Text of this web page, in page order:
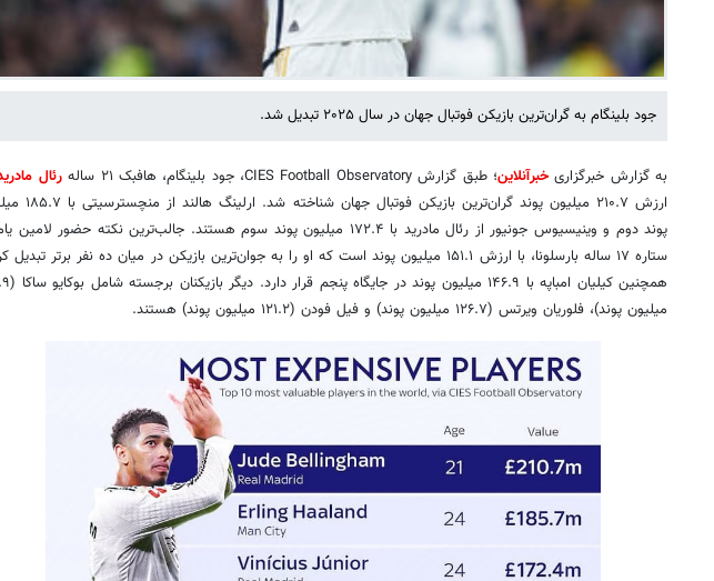
جود بلینگام به گران‌ترین بازیکن فوتبال جهان در سال ۲۰۲۵ تبدیل شد.
به گزارش خبرگزاریخبرآنلاین؛ طبق گزارش CIES Football Observatory، جود بلینگام، هافبک ۲۱ ساله رئال
ارزش ۲۱۰.۷ میلیون پوند گران‌ترین
پوند دوم و وینیسیوس جونیور از رئال مادرید با ۱۷۲.۴ میلیون پوند سوم هستند. جالب‌ترین نکته حضور لامین
ستاره ۱۷ ساله بارسلونا، با ارزش ۱۵۱.۱ میلیون پوند است که او را به جوان‌ترین بازیکن در میان ده نفر برتر
همچنین کیلیان
میلیون پوند)، فلوریان ویرتس (۱۲۶.۷ میلیون پوند) و فیل فودن (۱۲۱.۲ میلیون پوند) هستند.